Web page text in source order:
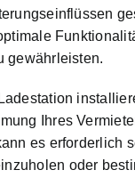
gewährleisten.
Ihres
es erforderlich
oder